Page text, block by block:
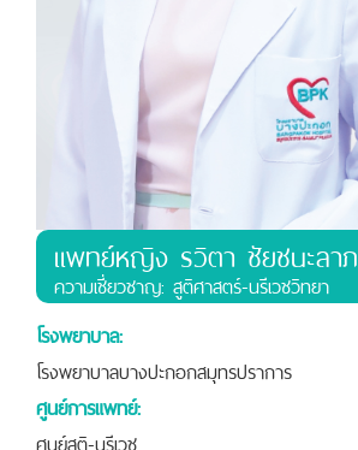
แพทย์หญิง รวิตา ชัยชนะลาภ
ความเชี่ยวชาญ: สูติศาสตร์-นรีเวชวิทยา
โรงพยาบาล:
โรงพยาบาลบางปะกอกสมุทรปราการ
ศูนย์การแพทย์:
ศูนย์สูติ-นรีเวช